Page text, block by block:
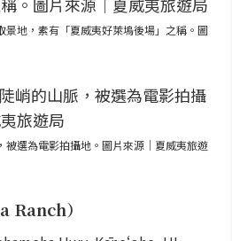
景地，素有「夏威夷好萊塢後場」之稱。圖
被選為電影拍攝地。圖片來源｜夏威夷旅遊
Ranch）